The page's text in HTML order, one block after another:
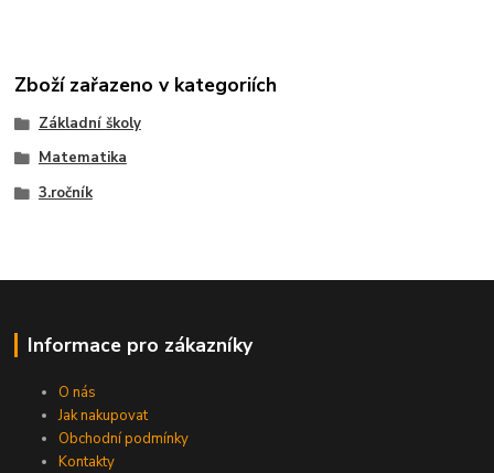
Zboží zařazeno v kategoriích
Základní školy
Matematika
3.ročník
Informace pro zákazníky
O nás
Jak nakupovat
Obchodní podmínky
Kontakty